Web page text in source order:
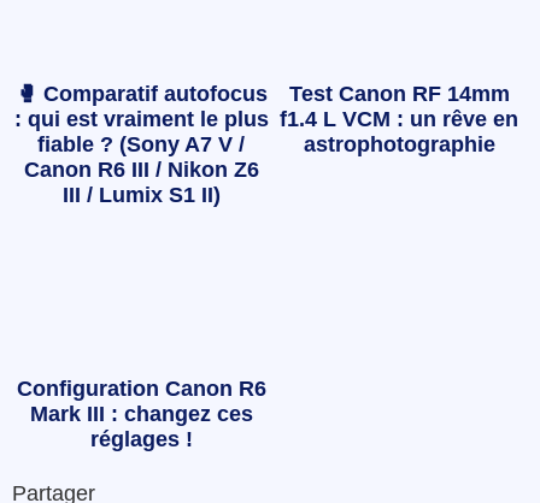
🥊 Comparatif autofocus
: qui est vraiment le plus
fiable ? (Sony A7 V /
Canon R6 III / Nikon Z6
III / Lumix S1 II)
Test Canon RF 14mm
f1.4 L VCM : un rêve en
astrophotographie
Configuration Canon R6
Mark III : changez ces
réglages !
Partager